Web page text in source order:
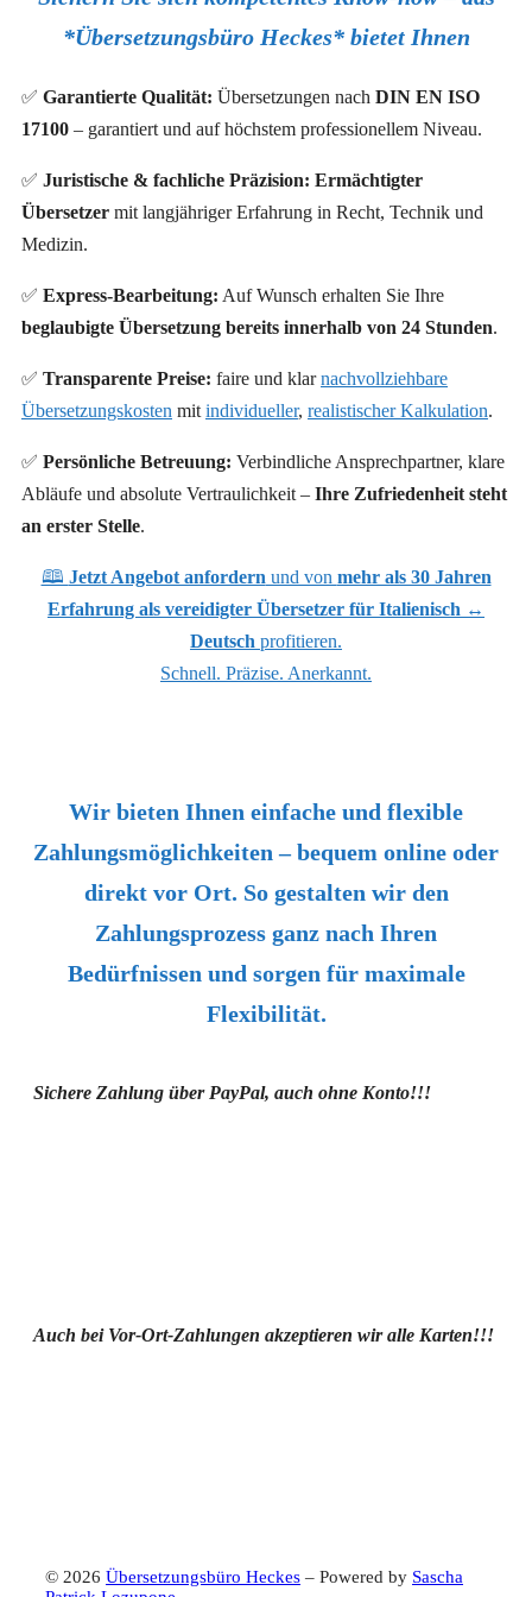
*Übersetzungsbüro Heckes* bietet Ihnen
✅ Garantierte Qualität: Übersetzungen nach DIN EN ISO
17100 – garantiert und auf höchstem professionellem Niveau.
✅ Juristische & fachliche Präzision: Ermächtigter
Übersetzer mit langjähriger Erfahrung in Recht, Technik und
Medizin.
✅ Express-Bearbeitung: Auf Wunsch erhalten Sie Ihre
beglaubigte Übersetzung bereits innerhalb von 24 Stunden.
✅ Transparente Preise: faire und klarnachvollziehbare
Übersetzungskosten mit individueller, realistischer Kalkulation.
✅ Persönliche Betreuung: Verbindliche Ansprechpartner, klare
Abläufe und absolute Vertraulichkeit – Ihre Zufriedenheit steht
an erster Stelle.
🕮 Jetzt Angebot anfordern und von mehr als 30 Jahren
Erfahrung als vereidigter Übersetzer für Italienisch ↔
Deutsch profitieren.
Schnell. Präzise. Anerkannt.
Wir bieten Ihnen einfache und flexible
Zahlungsmöglichkeiten – bequem online oder
direkt vor Ort. So gestalten wir den
Zahlungsprozess ganz nach Ihren
Bedürfnissen und sorgen für maximale
Flexibilität.
Sichere Zahlung über PayPal, auch ohne Konto!!!
Auch bei Vor-Ort-Zahlungen akzeptieren wir alle Karten!!!
© 2026 Übersetzungsbüro Heckes – Powered by Sascha